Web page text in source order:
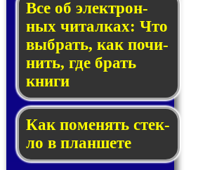
Все об элек­трон­
ных чи­тал­ках: Что
выб­рать, как по­чи­
нить, где брать
кни­ги
Как по­ме­нять стек­
ло в планшете